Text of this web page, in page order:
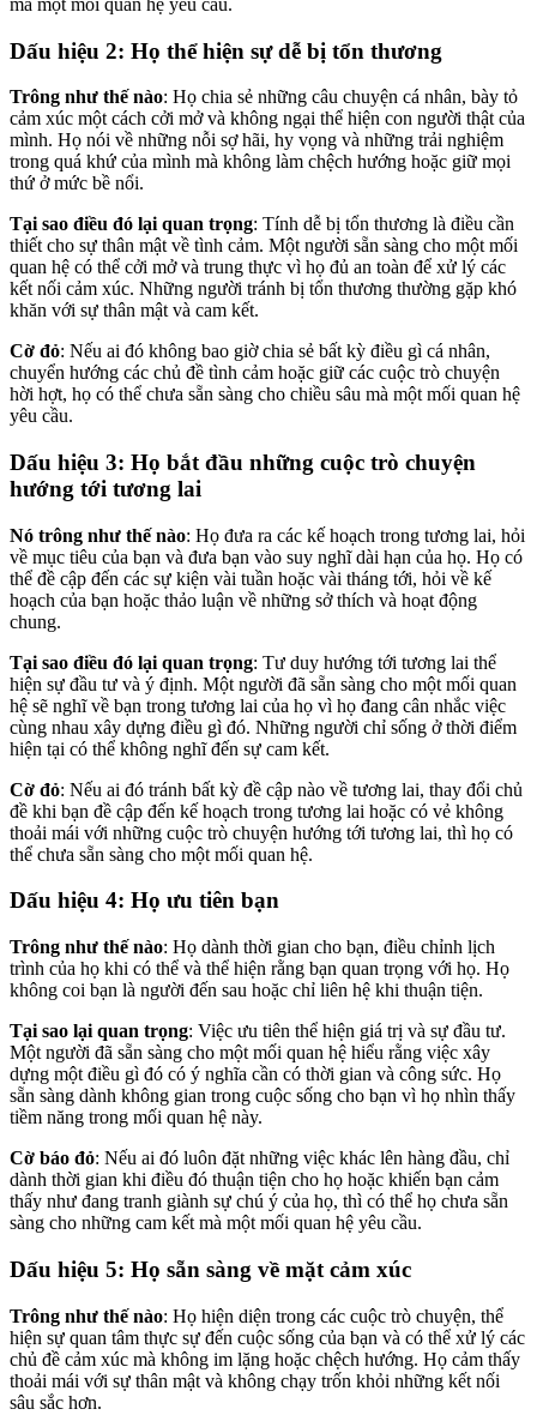
Dấu hiệu 2: Họ thể hiện sự dễ bị tổn thương
Trông như thế nào: Họ chia sẻ những câu chuyện cá nhân, bày tỏ
cảm xúc một cách cởi mở và không ngại thể hiện con người thật của
mình. Họ nói về những nỗi sợ hãi, hy vọng và những trải nghiệm
trong quá khứ của mình mà không làm chệch hướng hoặc giữ mọi
thứ ở mức bề nổi.
Tại sao điều đó lại quan trọng: Tính dễ bị tổn thương là điều cần
thiết cho sự thân mật về tình cảm. Một người sẵn sàng cho một mối
quan hệ có thể cởi mở và trung thực vì họ đủ an toàn để xử lý các
kết nối cảm xúc. Những người tránh bị tổn thương thường gặp khó
khăn với sự thân mật và cam kết.
Cờ đỏ: Nếu ai đó không bao giờ chia sẻ bất kỳ điều gì cá nhân,
chuyển hướng các chủ đề tình cảm hoặc giữ các cuộc trò chuyện
hời hợt, họ có thể chưa sẵn sàng cho chiều sâu mà một mối quan hệ
yêu cầu.
Dấu hiệu 3: Họ bắt đầu những cuộc trò chuyện
hướng tới tương lai
Nó trông như thế nào: Họ đưa ra các kế hoạch trong tương lai, hỏi
về mục tiêu của bạn và đưa bạn vào suy nghĩ dài hạn của họ. Họ có
thể đề cập đến các sự kiện vài tuần hoặc vài tháng tới, hỏi về kế
hoạch của bạn hoặc thảo luận về những sở thích và hoạt động
chung.
Tại sao điều đó lại quan trọng: Tư duy hướng tới tương lai thể
hiện sự đầu tư và ý định. Một người đã sẵn sàng cho một mối quan
hệ sẽ nghĩ về bạn trong tương lai của họ vì họ đang cân nhắc việc
cùng nhau xây dựng điều gì đó. Những người chỉ sống ở thời điểm
hiện tại có thể không nghĩ đến sự cam kết.
Cờ đỏ: Nếu ai đó tránh bất kỳ đề cập nào về tương lai, thay đổi chủ
đề khi bạn đề cập đến kế hoạch trong tương lai hoặc có vẻ không
thoải mái với những cuộc trò chuyện hướng tới tương lai, thì họ có
thể chưa sẵn sàng cho một mối quan hệ.
Dấu hiệu 4: Họ ưu tiên bạn
Trông như thế nào: Họ dành thời gian cho bạn, điều chỉnh lịch
trình của họ khi có thể và thể hiện rằng bạn quan trọng với họ. Họ
không coi bạn là người đến sau hoặc chỉ liên hệ khi thuận tiện.
Tại sao lại quan trọng: Việc ưu tiên thể hiện giá trị và sự đầu tư.
Một người đã sẵn sàng cho một mối quan hệ hiểu rằng việc xây
dựng một điều gì đó có ý nghĩa cần có thời gian và công sức. Họ
sẵn sàng dành không gian trong cuộc sống cho bạn vì họ nhìn thấy
tiềm năng trong mối quan hệ này.
Cờ báo đỏ: Nếu ai đó luôn đặt những việc khác lên hàng đầu, chỉ
dành thời gian khi điều đó thuận tiện cho họ hoặc khiến bạn cảm
thấy như đang tranh giành sự chú ý của họ, thì có thể họ chưa sẵn
sàng cho những cam kết mà một mối quan hệ yêu cầu.
Dấu hiệu 5: Họ sẵn sàng về mặt cảm xúc
Trông như thế nào: Họ hiện diện trong các cuộc trò chuyện, thể
hiện sự quan tâm thực sự đến cuộc sống của bạn và có thể xử lý các
chủ đề cảm xúc mà không im lặng hoặc chệch hướng. Họ cảm thấy
thoải mái với sự thân mật và không chạy trốn khỏi những kết nối
sâu sắc hơn.